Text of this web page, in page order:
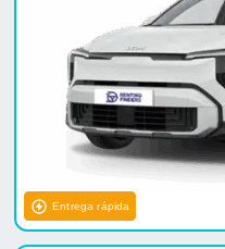
Entrega rápida